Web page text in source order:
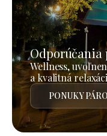
Odporúčania
Wellness,
a kvalitná
PONUKY